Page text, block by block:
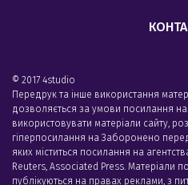
© 2017 4studio
Передрук та інше використання
дозволяється за умови посилання
використовувати матеріали сайту,
гіперпосилання на Заборонено
яких міститься посилання на
Reuters, Associated Press. Матеріали
публікуються на правах реклами, з